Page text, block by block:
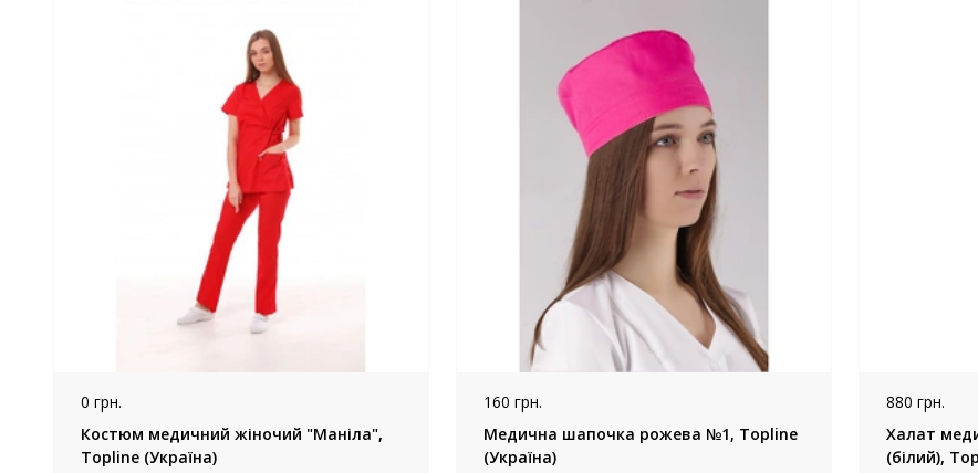
0 грн.
Костюм медичний жіночий "Маніла",
Topline (Україна)
160 грн.
Медична шапочка рожева №1, Topline
(Україна)
880 грн.
Халат
(білий),